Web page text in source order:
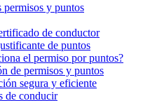
y puntos
de conductor
de puntos
el permiso por puntos?
de permisos y puntos
segura y eficiente
de conducir